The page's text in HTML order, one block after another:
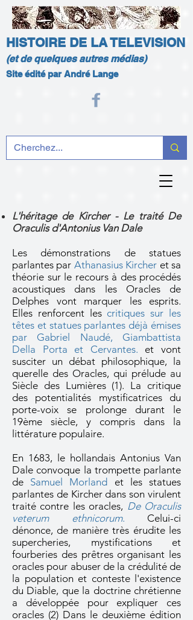
HISTOIRE DE LA TELEVISION
(et de quelques autres médias)
Site édité par André Lange
L'héritage de Kircher - Le traité De
Oraculis d'Antonius Van Dale
Les démonstrations de statues
parlantes par Athanasius Kircher et sa
théorie sur le recours à des procédés
acoustiques dans les Oracles de
Delphes vont marquer les esprits.
Elles renforcent les critiques sur les
têtes et statues parlantes déjà émises
par Gabriel Naudé, Giambattista
Della Porta et Cervantes. et vont
susciter un débat philosophique, la
querelle des Oracles, qui prélude au
Siècle des Lumières (1). La critique
des potentialités mystificatrices du
porte-voix se prolonge durant le
19ème siècle, y compris dans la
littérature populaire.
En 1683, le hollandais Antonius Van
Dale convoque la trompette parlante
de Samuel Morland
et les statues
parlantes de Kircher dans son virulent
traité contre les oracles, De Oraculis
veterum ethnicorum. Celui-ci
dénonce, de manière très érudite les
supercheries, mystifications et
fourberies des prêtres organisant les
oracles pour abuser de la crédulité de
la population et conteste l'existence
du Diable, que la doctrine chrétienne
a développée pour expliquer ces
oracles (2) Dans le deuxième édition